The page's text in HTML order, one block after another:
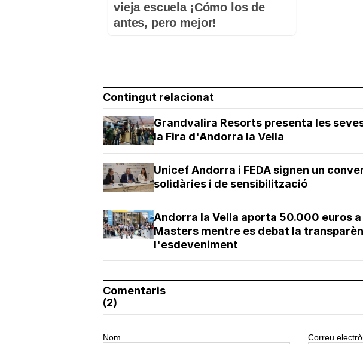
vieja escuela ¡Cómo los de
antes, pero mejor!
Contingut relacionat
Grandvalira Resorts presenta les
la Fira d'Andorra la Vella
Unicef Andorra i FEDA signen un
solidàries i de sensibilització
Andorra la Vella aporta 50.000 euros
Masters mentre es debat la
l'esdeveniment
Comentaris
(2)
Nom Correu